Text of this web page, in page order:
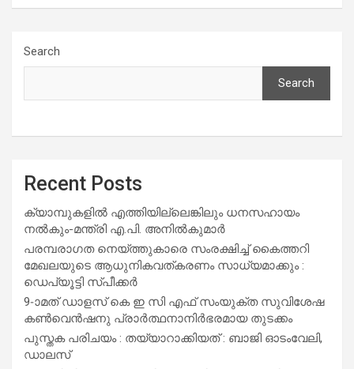
Search
Search
Recent Posts
ക്യാമ്പുകളിൽ എത്തിയില്ലെങ്കിലും ധനസഹായം
നൽകും-മന്ത്രി എ.പി. അനിൽകുമാർ
പരമ്പരാഗത നെയ്ത്തുകാരെ സംരക്ഷിച്ച് കൈത്തറി
മേഖലയുടെ ആധുനികവത്കരണം സാധ്യമാക്കും :
ഡെപ്യൂട്ടി സ്പീക്കർ
9-ാമത് ഡാളസ് കെ ഇ സി എഫ് സംയുക്ത സുവിശേഷ
കൺവെൻഷനു പ്രാർത്ഥനാനിർഭരമായ തുടക്കം
പുസ്തക പരിചയം : തയ്യാറാക്കിയത് : ബാജി ഓടംവേലി,
ഡാലസ്